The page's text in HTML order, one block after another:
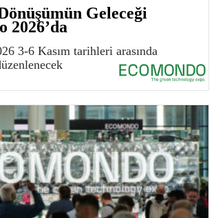
Geleceği
2026’da
3-6 Kasım tarihleri arasında